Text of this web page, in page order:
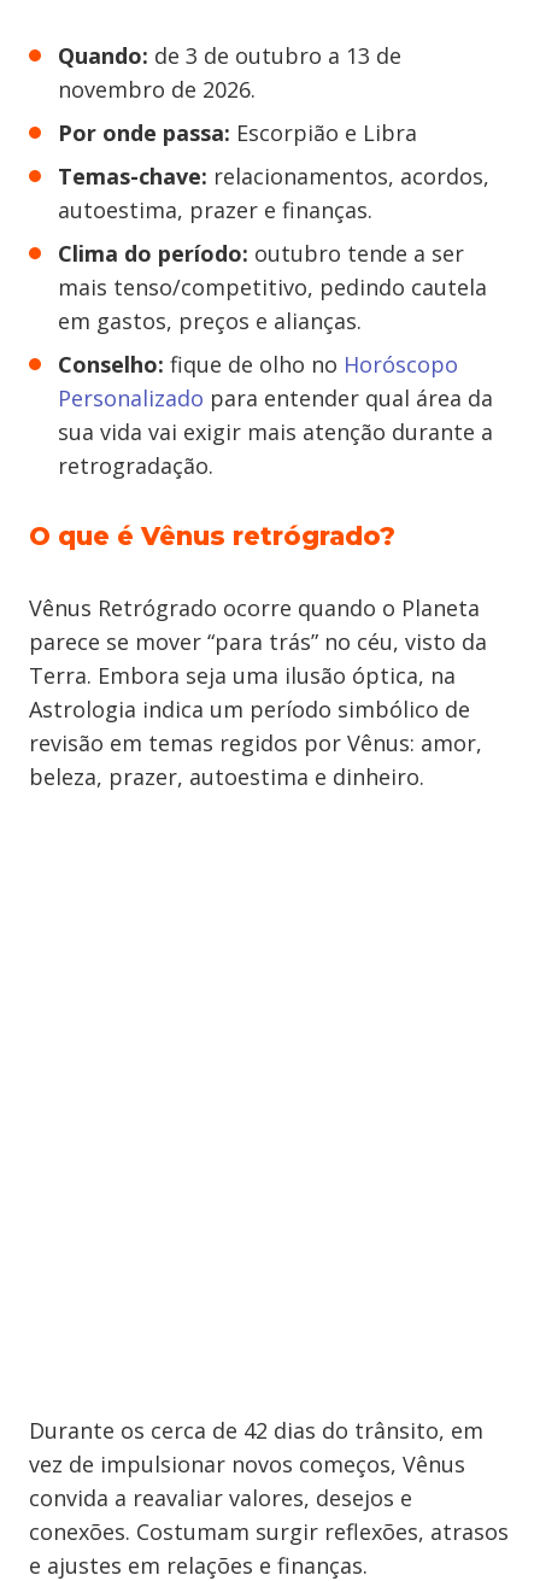
Quando: de 3 de outubro a 13 de
novembro de 2026.
Por onde passa: Escorpião e Libra
Temas-chave: relacionamentos, acordos,
autoestima, prazer e finanças.
Clima do período: outubro tende a ser
mais tenso/competitivo, pedindo cautela
em gastos, preços e alianças.
Conselho: fique de olho no Horóscopo
Personalizado para entender qual área da
sua vida vai exigir mais atenção durante a
retrogradação.
O que é Vênus retrógrado?
Vênus Retrógrado ocorre quando o Planeta
parece se mover “para trás” no céu, visto da
Terra. Embora seja uma ilusão óptica, na
Astrologia indica um período simbólico de
revisão em temas regidos por Vênus: amor,
beleza, prazer, autoestima e dinheiro.
Durante os cerca de 42 dias do trânsito, em
vez de impulsionar novos começos, Vênus
convida a reavaliar valores, desejos e
conexões. Costumam surgir reflexões, atrasos
e ajustes em relações e finanças.